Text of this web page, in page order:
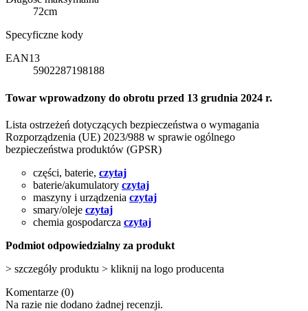
72cm
Specyficzne kody
EAN13
5902287198188
Towar wprowadzony do obrotu przed 13 grudnia 2024 r.
Lista ostrzeżeń dotyczących bezpieczeństwa o wymagania
Rozporządzenia (UE) 2023/988 w sprawie ogólnego
bezpieczeństwa produktów (GPSR)
części, baterie, czytaj
baterie/akumulatory czytaj
maszyny i urządzenia czytaj
smary/oleje czytaj
chemia gospodarcza czytaj
Podmiot odpowiedzialny za produkt
> szczegóły produktu > kliknij na logo producenta
Komentarze (0)
Na razie nie dodano żadnej recenzji.